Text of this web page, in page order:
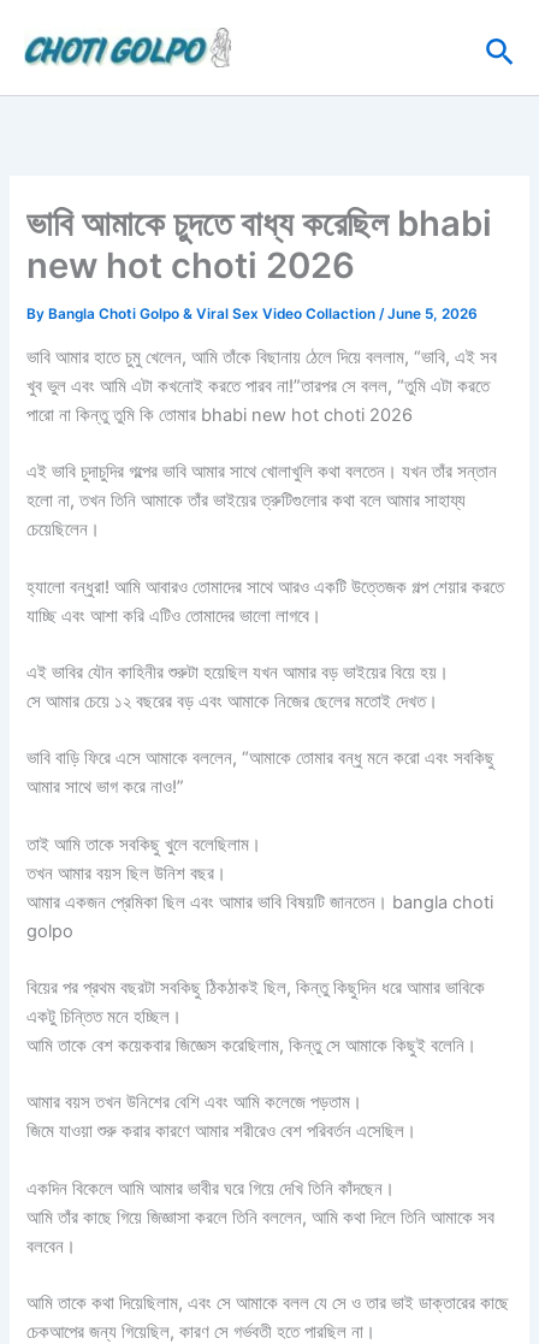
content
ভাবি আমাকে চুদতে বাধ্য করেছিল bhabi
new hot choti 2026
By Bangla Choti Golpo & Viral Sex Video Collaction/June 5, 2026
ভাবি আমার হাতে চুমু খেলেন, আমি তাঁকে বিছানায় ঠেলে দিয়ে বললাম, “ভাবি, এই সব
খুব ভুল এবং আমি এটা কখনোই করতে পারব না!”তারপর সে বলল, “তুমি এটা করতে
পারো না কিন্তু তুমি কি তোমার bhabi new hot choti 2026
এই ভাবি চুদাচুদির গল্পের ভাবি আমার সাথে খোলাখুলি কথা বলতেন। যখন তাঁর সন্তান
হলো না, তখন তিনি আমাকে তাঁর ভাইয়ের ত্রুটিগুলোর কথা বলে আমার সাহায্য
চেয়েছিলেন।
হ্যালো বন্ধুরা! আমি আবারও তোমাদের সাথে আরও একটি উত্তেজক গল্প শেয়ার করতে
যাচ্ছি এবং আশা করি এটিও তোমাদের ভালো লাগবে।
এই ভাবির যৌন কাহিনীর শুরুটা হয়েছিল যখন আমার বড় ভাইয়ের বিয়ে হয়।
সে আমার চেয়ে ১২ বছরের বড় এবং আমাকে নিজের ছেলের মতোই দেখত।
ভাবি বাড়ি ফিরে এসে আমাকে বললেন, “আমাকে তোমার বন্ধু মনে করো এবং সবকিছু
আমার সাথে ভাগ করে নাও!”
তাই আমি তাকে সবকিছু খুলে বলেছিলাম।
তখন আমার বয়স ছিল উনিশ বছর।
আমার একজন প্রেমিকা ছিল এবং আমার ভাবি বিষয়টি জানতেন। bangla choti
golpo
বিয়ের পর প্রথম বছরটা সবকিছু ঠিকঠাকই ছিল, কিন্তু কিছুদিন ধরে আমার ভাবিকে
একটু চিন্তিত মনে হচ্ছিল।
আমি তাকে বেশ কয়েকবার জিজ্ঞেস করেছিলাম, কিন্তু সে আমাকে কিছুই বলেনি।
আমার বয়স তখন উনিশের বেশি এবং আমি কলেজে পড়তাম।
জিমে যাওয়া শুরু করার কারণে আমার শরীরেও বেশ পরিবর্তন এসেছিল।
একদিন বিকেলে আমি আমার ভাবীর ঘরে গিয়ে দেখি তিনি কাঁদছেন।
আমি তাঁর কাছে গিয়ে জিজ্ঞাসা করলে তিনি বললেন, আমি কথা দিলে তিনি আমাকে সব
বলবেন।
আমি তাকে কথা দিয়েছিলাম, এবং সে আমাকে বলল যে সে ও তার ভাই ডাক্তারের কাছে
চেকআপের জন্য গিয়েছিল, কারণ সে গর্ভবতী হতে পারছিল না।